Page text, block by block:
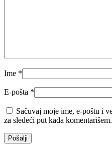
Ime *
E-pošta *
Sačuvaj moje ime, e-poštu i
za sledeći put kada komentarišem.